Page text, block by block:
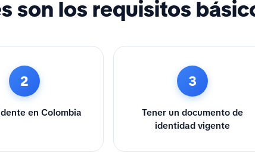
son los requisitos
2
en Colombia
3
Tener un documento de
identidad vigente